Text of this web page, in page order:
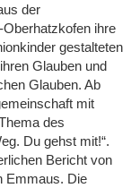
der
ihre
gestalteten
Glauben und
Glauben. Ab
mit
des
Du gehst mit!“.
Bericht von
Emmaus. Die